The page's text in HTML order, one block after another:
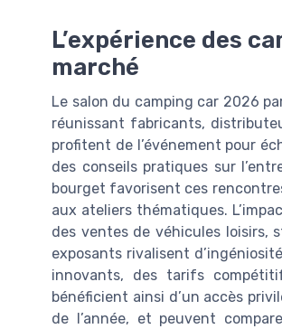
L’expérience des
marché
Le salon du camping car 2026
réunissant fabricants,
profitent de l’événement pour
des conseils pratiques sur
bourget favorisent ces
aux ateliers thématiques.
des ventes de véhicules loisirs,
exposants rivalisent
innovants, des tarifs
bénéficient ainsi d’un accès
de l’année, et peuvent